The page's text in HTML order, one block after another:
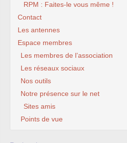
RPM : Faites-le vous même !
Contact
Les antennes
Espace membres
Les membres de l’association
Les réseaux sociaux
Nos outils
Notre présence sur le net
Sites amis
Points de vue